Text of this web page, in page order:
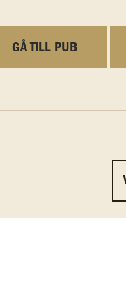
GÅ TILL PUB